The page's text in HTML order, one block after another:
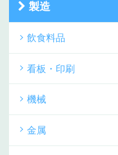
製造
飲食料品
看板・印刷
機械
金属